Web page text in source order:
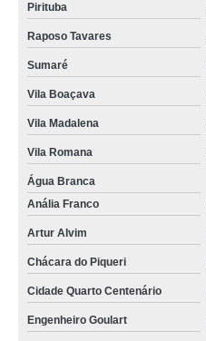
Pirituba
Raposo Tavares
Sumaré
Vila Boaçava
Vila Madalena
Vila Romana
Água Branca
Anália Franco
Artur Alvim
Chácara do Piqueri
Cidade Quarto Centenário
Engenheiro Goulart